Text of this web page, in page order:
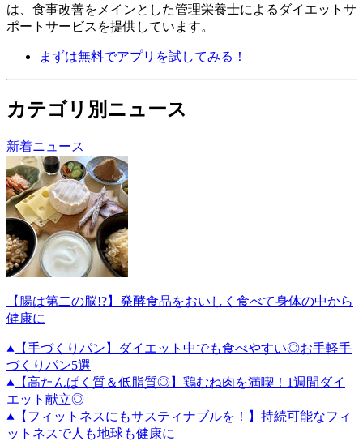
は、食事改善をメインとした管理栄養士によるダイエットサ
ポートサービスを提供しています。
まずは無料でアプリを試してみる！
カテゴリ別ニュース
新着ニュース
【腸は第二の脳!?】発酵食品をおいしく食べて身体の中から
健康に
【手づくりパン】ダイエット中でも食べやすい◎お手軽手
づくりパン5選
【高たんぱく質＆低脂質◎】鶏むね肉を満喫！1週間ダイ
エット献立◎
【フィットネスにもサスティナブルを！】持続可能なフィ
ットネスで人も地球も健康に